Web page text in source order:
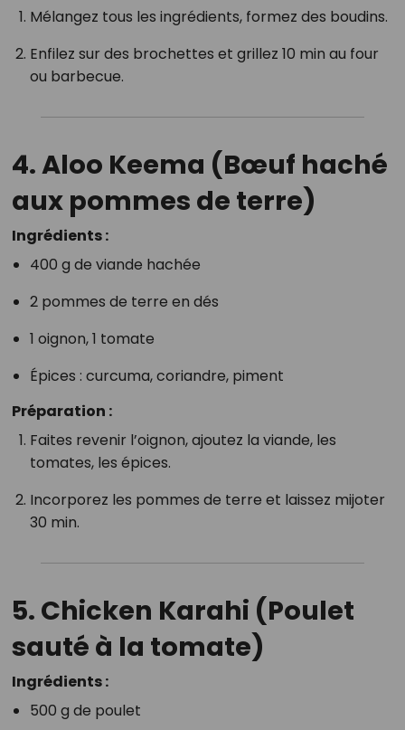
Mélangez tous les ingrédients, formez des boudins.
Enfilez sur des brochettes et grillez 10 min au four
ou barbecue.
4.Aloo Keema (Bœuf haché
aux pommes de terre)
Ingrédients :
400 g de viande hachée
2 pommes de terre en dés
1 oignon, 1 tomate
Épices : curcuma, coriandre, piment
Préparation :
Faites revenir l’oignon, ajoutez la viande, les
tomates, les épices.
Incorporez les pommes de terre et laissez mijoter
30 min.
5. Chicken Karahi (Poulet
sauté à la tomate)
Ingrédients :
500 g de poulet